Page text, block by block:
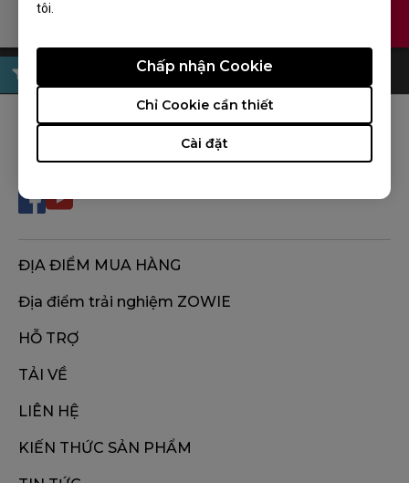
tôi.
Cài đặt
Chỉ Cookie cần thiết
Chấp nhận Cookie
ĐỊA ĐIỂM MUA HÀNG
Địa điểm trải nghiệm ZOWIE
HỖ TRỢ
TẢI VỀ
LIÊN HỆ
KIẾN THỨC SẢN PHẨM